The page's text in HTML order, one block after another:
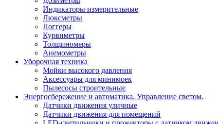
Индикаторы измерительные
Люксметры
Логгеры
Курвиметры
Толщиномеры
Анемометры
Уборочная техника
Мойки высокого давления
Аксессуары для минимоек
Пылесосы строительные
Энергосбережение и автоматика. Управление светом.
Датчики движения уличные
Датчики движения для помещений